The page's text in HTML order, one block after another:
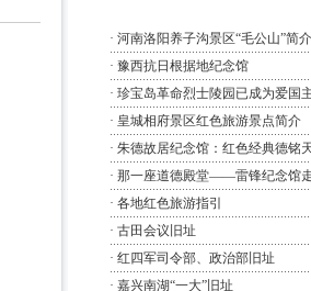
· 河南洛阳养子沟景区“毛公山”简介
· 豫西抗日根据地纪念馆
· 珍宝岛革命烈士陵园已成为爱国
· 皇城相府景区红色旅游景点简介
· 朱德故居纪念馆：红色经典德铭
· 那一座道德殿堂——雷锋纪念馆
· 各地红色旅游指引
· 古田会议旧址
· 红四军司令部、政治部旧址
· 嘉兴南湖“一大”旧址